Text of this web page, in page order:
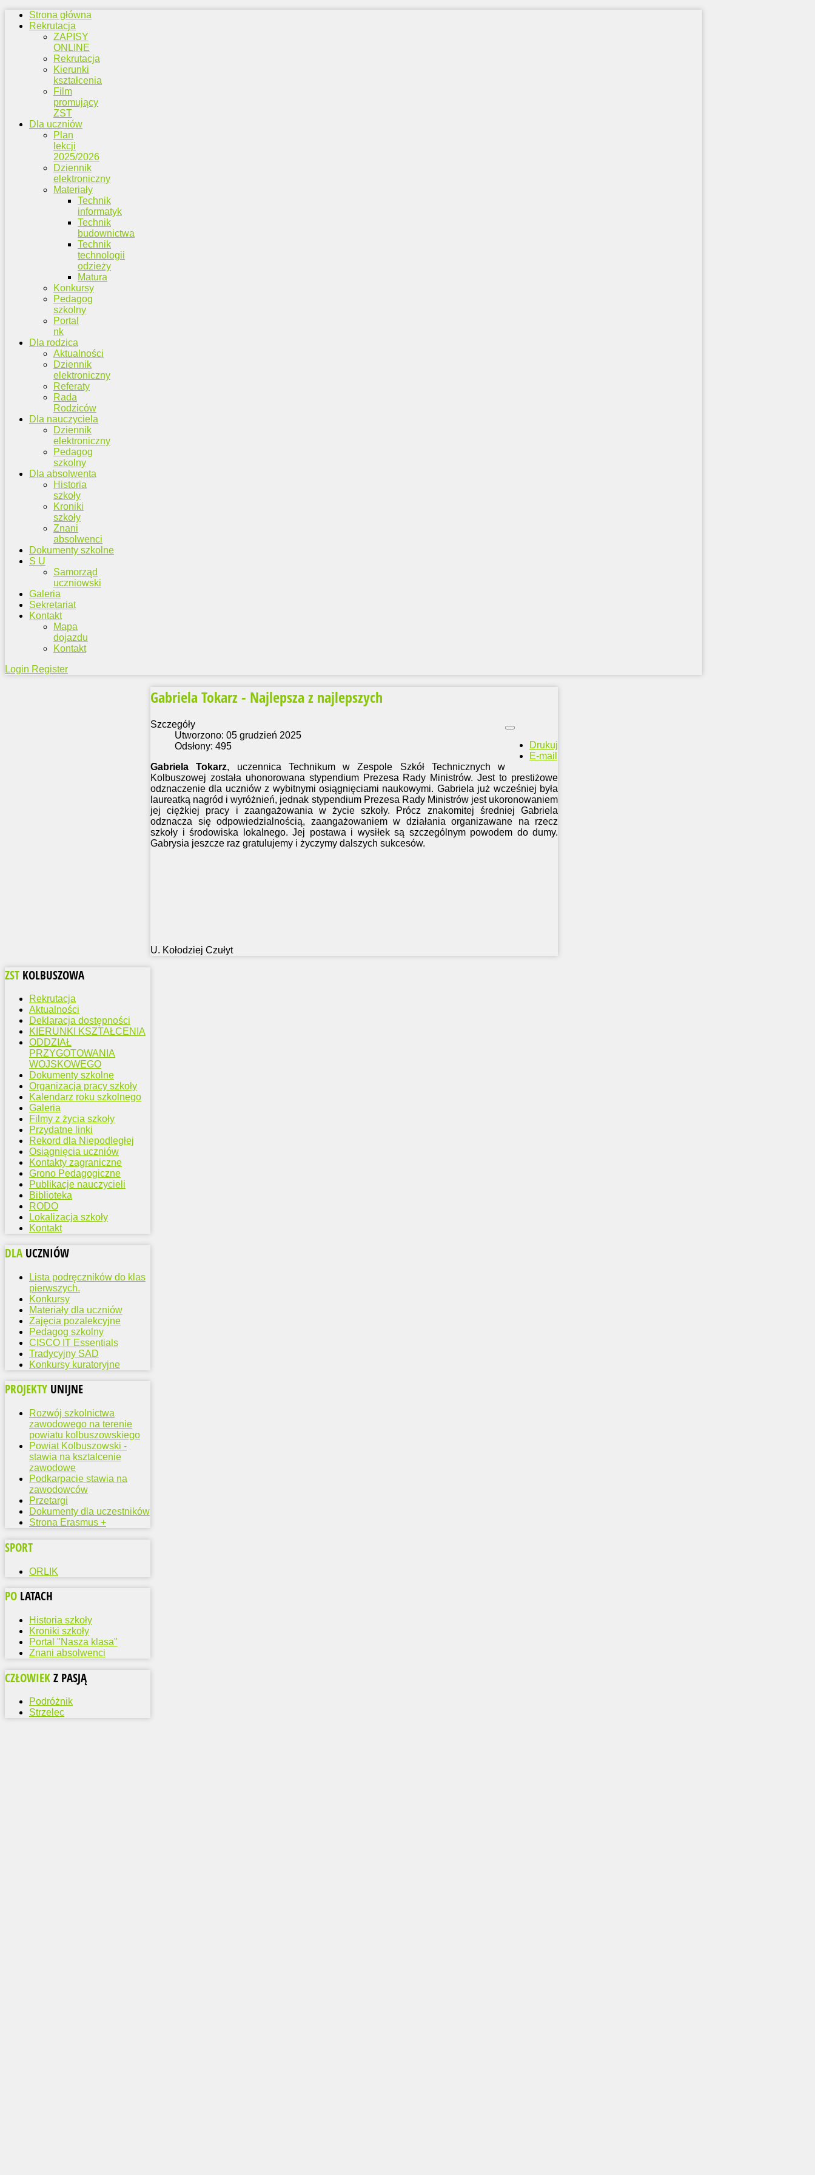
Strona główna
Rekrutacja
ZAPISY
ONLINE
Rekrutacja
Kierunki
kształcenia
Film
promujący
ZST
Dla uczniów
Plan
lekcji
2025/2026
Dziennik
elektroniczny
Materiały
Technik
informatyk
Technik
budownictwa
Technik
technologii
odzieży
Matura
Konkursy
Pedagog
szkolny
Portal
nk
Dla rodzica
Aktualności
Dziennik
elektroniczny
Referaty
Rada
Rodziców
Dla nauczyciela
Dziennik
elektroniczny
Pedagog
szkolny
Dla absolwenta
Historia
szkoły
Kroniki
szkoły
Znani
absolwenci
Dokumenty szkolne
S U
Samorząd
uczniowski
Galeria
Sekretariat
Kontakt
Mapa
dojazdu
Kontakt
Login Register
Gabriela Tokarz - Najlepsza z najlepszych
Drukuj
E-mail
Szczegóły
Utworzono: 05 grudzień 2025
Odsłony: 495
Gabriela Tokarz, uczennica Technikum w Zespole Szkół Technicznych w
Kolbuszowej została uhonorowana stypendium Prezesa Rady Ministrów. Jest to prestiżowe
odznaczenie dla uczniów z wybitnymi osiągnięciami naukowymi. Gabriela już wcześniej była
laureatką nagród i wyróżnień, jednak stypendium Prezesa Rady Ministrów jest ukoronowaniem
jej ciężkiej pracy i zaangażowania w życie szkoły. Prócz znakomitej średniej Gabriela
odznacza się odpowiedzialnością, zaangażowaniem w działania organizawane na rzecz
szkoły i środowiska lokalnego. Jej postawa i wysiłek są szczególnym powodem do dumy.
Gabrysia jeszcze raz gratulujemy i życzymy dalszych sukcesów.
U. Kołodziej Czułyt
ZST KOLBUSZOWA
Rekrutacja
Aktualności
Deklaracja dostępności
KIERUNKI KSZTAŁCENIA
ODDZIAŁ
PRZYGOTOWANIA
WOJSKOWEGO
Dokumenty szkolne
Organizacja pracy szkoły
Kalendarz roku szkolnego
Galeria
Filmy z życia szkoły
Przydatne linki
Rekord dla Niepodległej
Osiągnięcia uczniów
Kontakty zagraniczne
Grono Pedagogiczne
Publikacje nauczycieli
Biblioteka
RODO
Lokalizacja szkoły
Kontakt
DLA UCZNIÓW
Lista podręczników do klas
pierwszych.
Konkursy
Materiały dla uczniów
Zajęcia pozalekcyjne
Pedagog szkolny
CISCO IT Essentials
Tradycyjny SAD
Konkursy kuratoryjne
PROJEKTY UNIJNE
Rozwój szkolnictwa
zawodowego na terenie
powiatu kolbuszowskiego
Powiat Kolbuszowski -
stawia na ksztalcenie
zawodowe
Podkarpacie stawia na
zawodowców
Przetargi
Dokumenty dla uczestników
Strona Erasmus +
SPORT
ORLIK
PO LATACH
Historia szkoły
Kroniki szkoły
Portal "Nasza klasa"
Znani absolwenci
CZŁOWIEK Z PASJĄ
Podróżnik
Strzelec